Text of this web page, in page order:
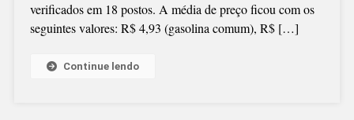
PREÇOS
DO
verificados em 18 postos. A média de preço ficou com os
seguintes valores: R$ 4,93 (gasolina comum), R$ […]
Continue lendo